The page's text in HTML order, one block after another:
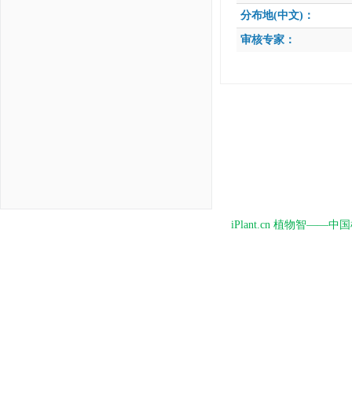
分布地(中文)：
审核专家：
iPlant.cn 植物智——中国